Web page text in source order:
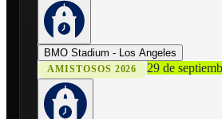
BMO Stadium - Los Angeles
AMISTOSOS 2026 29 de